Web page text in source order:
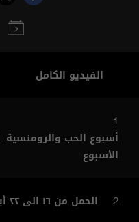
الفيديو الكامل
1
أسبوع الحب
الأسبوع
2 الحمل من ١٦ الى ٢٢ أيار ٢٠٢٦